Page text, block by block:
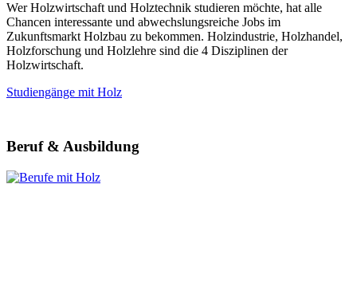
Wer Holzwirtschaft und Holztechnik studieren möchte, hat alle
Chancen interessante und abwechslungsreiche Jobs im
Zukunftsmarkt Holzbau zu bekommen. Holzindustrie, Holzhandel,
Holzforschung und Holzlehre sind die 4 Disziplinen der
Holzwirtschaft.
Studiengänge mit Holz
Beruf & Ausbildung